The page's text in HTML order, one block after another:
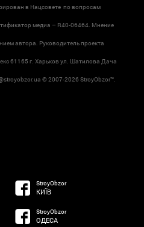
в Нацсовете по вопросам
медиа – R40-06464. Мнение
автора. Руководитель проекта
61165 г. Харьков ул. Шатилова Дача
© 2007-2026 StroyObzor™.
StroyObzor
КИЇВ
StroyObzor
ОДЕСА